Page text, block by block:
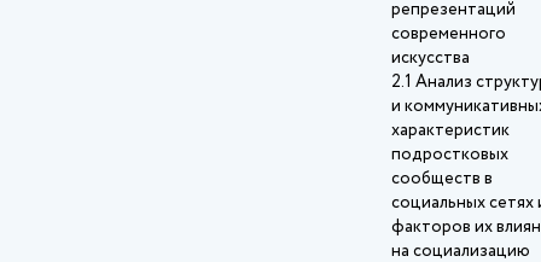
репрезентаций
современного
искусства
2.1 Анализ
и
характеристик
подростковых
сообществ в
социальных сетях
факторов их
на социализацию